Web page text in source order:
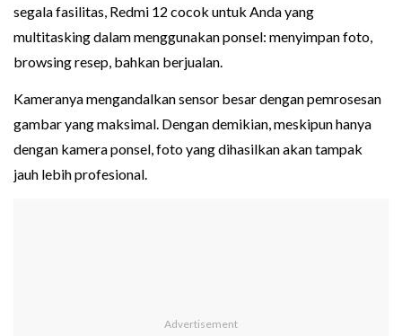
segala fasilitas, Redmi 12 cocok untuk Anda yang
multitasking dalam menggunakan ponsel: menyimpan foto,
browsing resep, bahkan berjualan.
Kameranya mengandalkan sensor besar dengan pemrosesan
gambar yang maksimal. Dengan demikian, meskipun hanya
dengan kamera ponsel, foto yang dihasilkan akan tampak
jauh lebih profesional.